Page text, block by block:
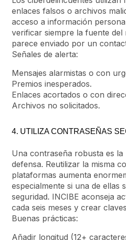
enlaces falsos o archivos
acceso a información
verificar siempre la fuente del
parece enviado por un
Señales de alerta:
Mensajes alarmistas o con
Premios inesperados.
Enlaces acortados o con
Archivos no solicitados.
4. UTILIZA CONTRASEÑAS
Una contraseña robusta es la
defensa. Reutilizar la misma
plataformas aumenta
especialmente si una de ellas
seguridad. INCIBE aconseja
cada seis meses y crear
Buenas prácticas:
Añadir longitud (12+